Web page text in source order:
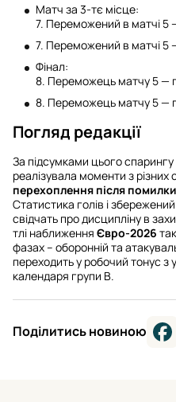
Матч за 3-тє місце:
7. Переможений в матчі 5
7. Переможений в матчі 5
Фінал:
8. Переможець матчу 5 —
8. Переможець матчу 5 —
Погляд редакції
За підсумками цього
реалізувала моменти з різних
перехоплення після
Статистика голів і
свідчать про дисципліну в
тлі наближення Євро-2026
фазах – оборонній та
переходить у робочий тонус з
календаря групи В.
Поділитись новиною